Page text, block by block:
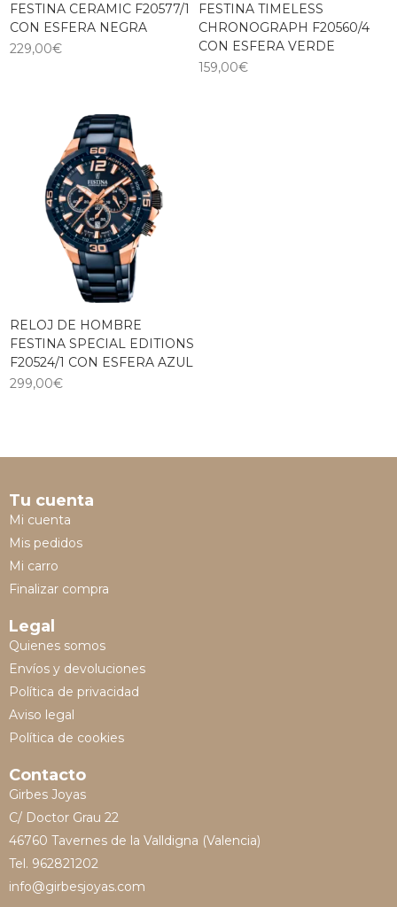
FESTINA CERAMIC F20577/1
CON ESFERA NEGRA
229,00€
FESTINA TIMELESS
CHRONOGRAPH F20560/4
CON ESFERA VERDE
159,00€
RELOJ DE HOMBRE
FESTINA SPECIAL EDITIONS
F20524/1 CON ESFERA AZUL
299,00€
Tu cuenta
Mi cuenta
Mis pedidos
Mi carro
Finalizar compra
Legal
Quienes somos
Envíos y devoluciones
Política de privacidad
Aviso legal
Política de cookies
Contacto
Girbes Joyas
C/ Doctor Grau 22
46760 Tavernes de la Valldigna (Valencia)
Tel. 962821202
info@girbesjoyas.com